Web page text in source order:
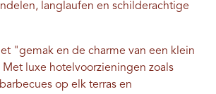
langlaufen en schilderachtige
"gemak en de charme van een klein
Met luxe hotelvoorzieningen zoals
op elk terras en